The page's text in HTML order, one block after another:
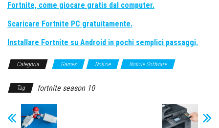
Fortnite, come giocare gratis dal computer.
Scaricare Fortnite PC gratuitamente.
Installare Fortnite su Android in pochi semplici passaggi.
Categoria Games Notizie Notizie Software
Tag fortnite season 10